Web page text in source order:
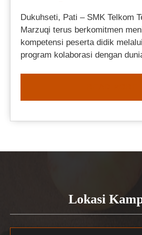
Dukuhseti, Pati – SMK Telkom
Marzuqi terus berkomitmen
kompetensi peserta didik
program kolaborasi dengan
Lokasi